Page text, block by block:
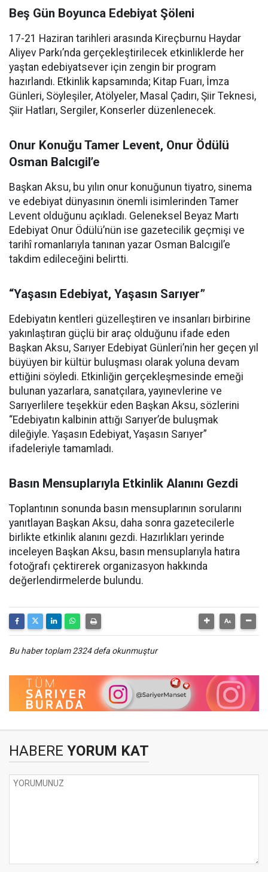
Beş Gün Boyunca Edebiyat Şöleni
17-21 Haziran tarihleri arasında Kireçburnu Haydar
Aliyev Parkı’nda gerçekleştirilecek etkinliklerde her
yaştan edebiyatsever için zengin bir program
hazırlandı. Etkinlik kapsamında; Kitap Fuarı, İmza
Günleri, Söyleşiler, Atölyeler, Masal Çadırı, Şiir Teknesi,
Şiir Hatları, Sergiler, Konserler düzenlenecek.
Onur Konuğu Tamer Levent, Onur Ödülü
Osman Balcıgil’e
Başkan Aksu, bu yılın onur konuğunun tiyatro, sinema
ve edebiyat dünyasının önemli isimlerinden Tamer
Levent olduğunu açıkladı. Geleneksel Beyaz Martı
Edebiyat Onur Ödülü’nün ise gazetecilik geçmişi ve
tarihî romanlarıyla tanınan yazar Osman Balcıgil’e
takdim edileceğini belirtti.
“Yaşasın Edebiyat, Yaşasın Sarıyer”
Edebiyatın kentleri güzelleştiren ve insanları birbirine
yakınlaştıran güçlü bir araç olduğunu ifade eden
Başkan Aksu, Sarıyer Edebiyat Günleri’nin her geçen yıl
büyüyen bir kültür buluşması olarak yoluna devam
ettiğini söyledi. Etkinliğin gerçekleşmesinde emeği
bulunan yazarlara, sanatçılara, yayınevlerine ve
Sarıyerlilere teşekkür eden Başkan Aksu, sözlerini
“Edebiyatın kalbinin attığı Sarıyer’de buluşmak
dileğiyle. Yaşasın Edebiyat, Yaşasın Sarıyer”
ifadeleriyle tamamladı.
Basın Mensuplarıyla Etkinlik Alanını Gezdi
Toplantının sonunda basın mensuplarının sorularını
yanıtlayan Başkan Aksu, daha sonra gazetecilerle
birlikte etkinlik alanını gezdi. Hazırlıkları yerinde
inceleyen Başkan Aksu, basın mensuplarıyla hatıra
fotoğrafı çektirerek organizasyon hakkında
değerlendirmelerde bulundu.
Bu haber toplam 2324 defa okunmuştur
HABERE YORUM KAT